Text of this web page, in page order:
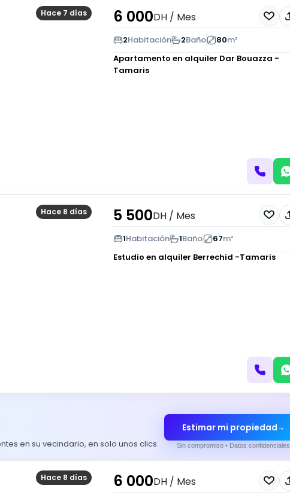
Hace 7 días 6 000DH/ Mes
2Habitación 2Baño 80m²
Apartamento en alquiler Dar Bouazza -
Tamaris
Hace 8 días 5 500DH/ Mes
1Habitación 1Baño 67m²
Estudio en alquiler Berrechid -Tamaris
en su vecindario, en solo unos clics.
Estimar mi propiedad →
Sin compromiso • Datos confidenciales
Hace 8 días 6 000DH/ Mes